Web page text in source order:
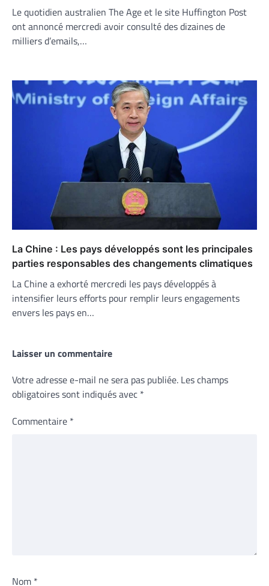
Le quotidien australien The Age et le site Huffington Post
ont annoncé mercredi avoir consulté des dizaines de
milliers d’emails,…
La Chine : Les pays développés sont les principales
parties responsables des changements climatiques
La Chine a exhorté mercredi les pays développés à
intensifier leurs efforts pour remplir leurs engagements
envers les pays en…
Laisser un commentaire
Votre adresse e-mail ne sera pas publiée. Les champs
obligatoires sont indiqués avec *
Commentaire *
Nom *